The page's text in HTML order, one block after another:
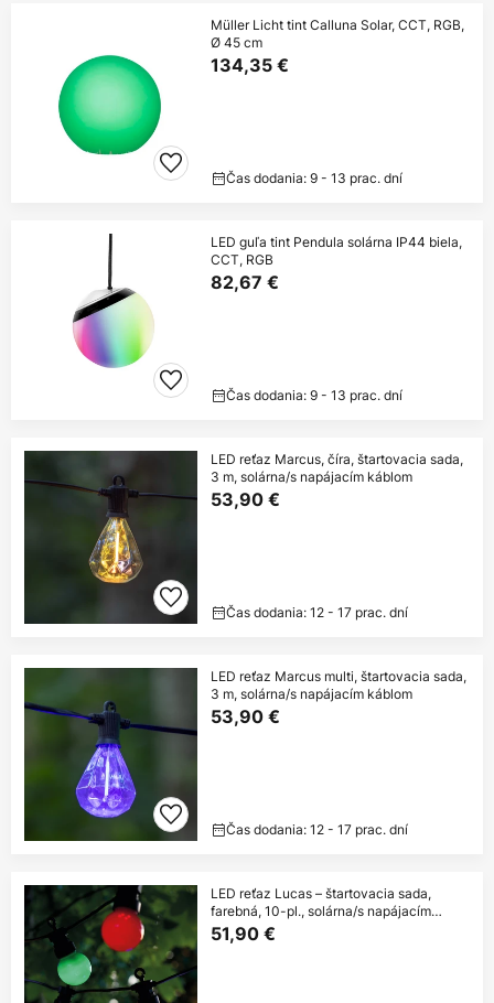
Müller Licht tint Calluna Solar, CCT, RGB,
Ø 45 cm
134,35 €
Čas dodania: 9 - 13 prac. dní
LED guľa tint Pendula solárna IP44 biela,
CCT, RGB
82,67 €
Čas dodania: 9 - 13 prac. dní
LED reťaz Marcus, číra, štartovacia sada,
3 m, solárna/s napájacím káblom
53,90 €
Čas dodania: 12 - 17 prac. dní
LED reťaz Marcus multi, štartovacia sada,
3 m, solárna/s napájacím káblom
53,90 €
Čas dodania: 12 - 17 prac. dní
LED reťaz Lucas – štartovacia sada,
farebná, 10-pl., solárna/s napájacím
káblom
51,90 €